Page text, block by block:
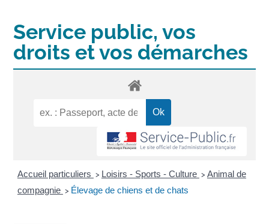
Service public, vos
droits et vos démarches
Accueil particuliers > Loisirs - Sports - Culture > Animal de
compagnie > Élevage de chiens et de chats